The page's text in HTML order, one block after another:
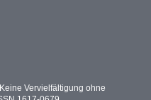
Vervielfältigung ohne